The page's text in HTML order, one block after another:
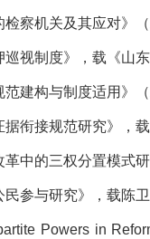
检察机关及其应对》
视制度》，载《山
范建构与制度适用》
衔接规范研究》，
中的三权分置模式
参与研究》，载陈
Powers in